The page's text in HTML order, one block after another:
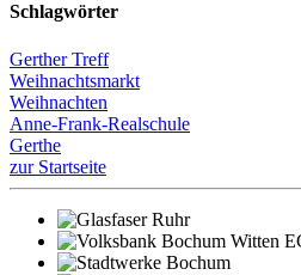
Schlagwörter
Gerther Treff
Weihnachtsmarkt
Weihnachten
Anne-Frank-Realschule
Gerthe
zur Startseite